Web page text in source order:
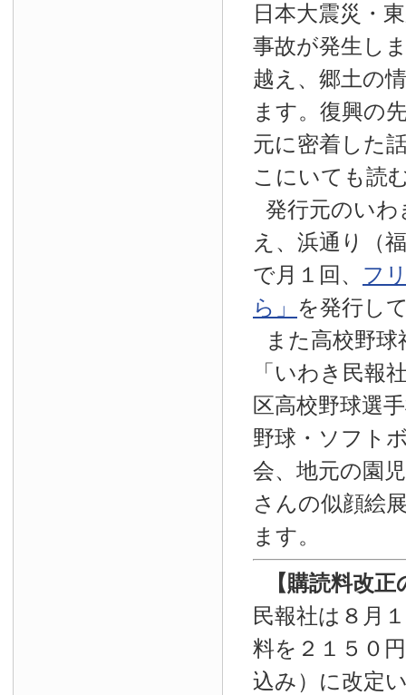
日本大震災・
事故が発生し
越え、郷土の
ます。復興の
元に密着した
こにいても読
発行元のいわ
え、浜通り（
で月１回、 フ
ら」 を発行し
また高校野
「いわき民報
区高校野球選
野球・ソフト
会、地元の園
さんの似顔絵
ます。
【購読料改正
民報社は８月
料を２１５０
込み）に改定